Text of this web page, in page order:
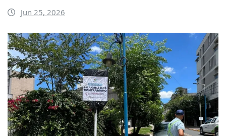
Jun 25, 2026